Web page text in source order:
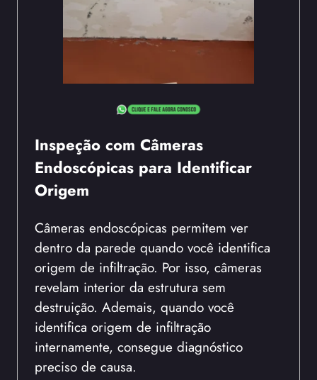
Inspeção com Câmeras
Endoscópicas para Identificar
Origem
Câmeras endoscópicas permitem ver
dentro da parede quando você identifica
origem de infiltração. Por isso, câmeras
revelam interior da estrutura sem
destruição. Ademais, quando você
identifica origem de infiltração
internamente, consegue diagnóstico
preciso de causa.